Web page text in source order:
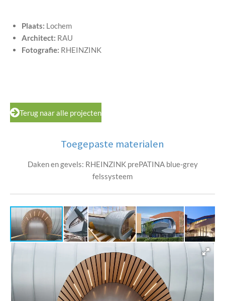
Plaats: Lochem
Architect: RAU
Fotografie: RHEINZINK
Terug naar alle projecten
Toegepaste materialen
Daken en gevels: RHEINZINK prePATINA blue-grey
felssysteem